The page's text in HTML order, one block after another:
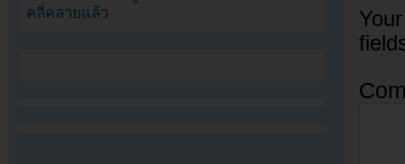
คลี่คลายแล้ว